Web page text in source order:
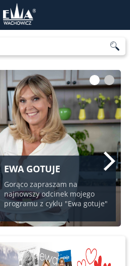
EWA GOTUJE
Gorąco zapraszam na
najnowszy odcinek mojego
programu z cyklu "Ewa gotuje"
1 2